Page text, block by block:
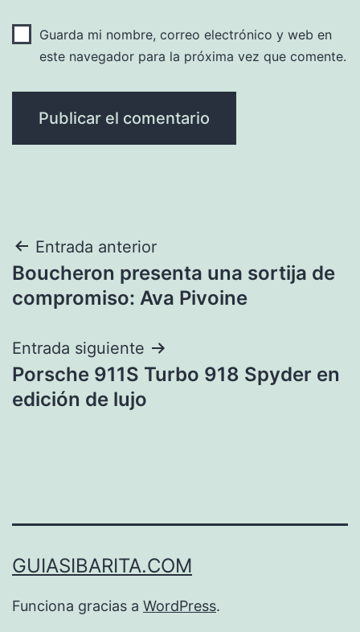
Guarda mi nombre, correo electrónico y web en
este navegador para la próxima vez que comente.
Navegación
de
Entrada anterior
Boucheron presenta una sortija de
compromiso: Ava Pivoine
Entrada siguiente
Porsche 911S Turbo 918 Spyder en
edición de lujo
GUIASIBARITA.COM
Funciona gracias a WordPress.